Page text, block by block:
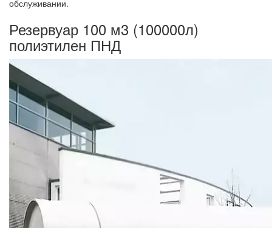
обслуживании.
Резервуар 100 м3 (100000л)
полиэтилен ПНД